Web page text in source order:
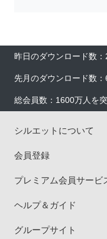
昨日のダウンロード数
先月のダウンロード数
総会員数：1600万人を
シルエットについて
会員登録
プレミアム会員サービ
ヘルプ＆ガイド
グループサイト